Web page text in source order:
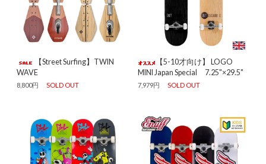
【Street Surfing】TWIN
WAVE
8,800円 SOLD OUT
【5-10才向け】 LOGO
MINI Japan Special 7.25"×29.5"
7,979円 SOLD OUT